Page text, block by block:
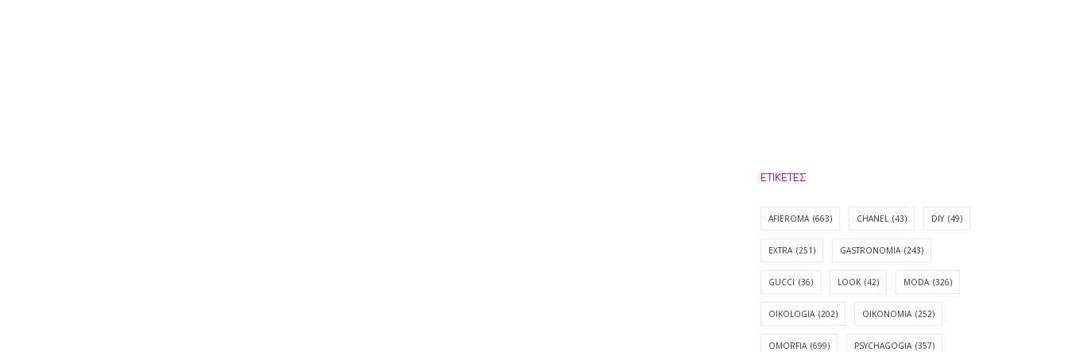
ΕΤΙΚΈΤΕΣ
AFIEROMA (663) CHANEL (43) DIY (49)
EXTRA (251) GASTRONOMIA (243)
GUCCI (36) LOOK (42) MODA (326)
OIKOLOGIA (202) OIKONOMIA (252)
OMORFIA (699) PSYCHAGOGIA (357)